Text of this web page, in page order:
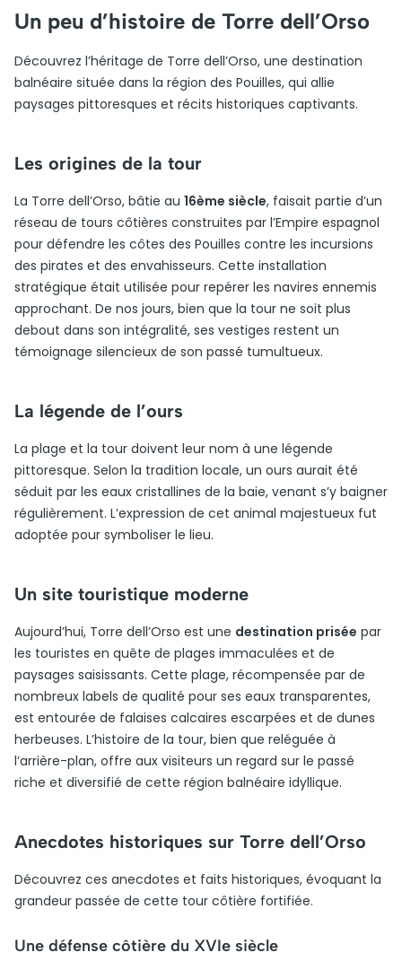
Un peu d’histoire de Torre dell’Orso
Découvrez l’héritage de Torre dell’Orso, une destination
balnéaire située dans la région des Pouilles, qui allie
paysages pittoresques et récits historiques captivants.
Les origines de la tour
La Torre dell’Orso, bâtie au 16ème siècle, faisait partie d’un
réseau de tours côtières construites par l’Empire espagnol
pour défendre les côtes des Pouilles contre les incursions
des pirates et des envahisseurs. Cette installation
stratégique était utilisée pour repérer les navires ennemis
approchant. De nos jours, bien que la tour ne soit plus
debout dans son intégralité, ses vestiges restent un
témoignage silencieux de son passé tumultueux.
La légende de l’ours
La plage et la tour doivent leur nom à une légende
pittoresque. Selon la tradition locale, un ours aurait été
séduit par les eaux cristallines de la baie, venant s’y baigner
régulièrement. L’expression de cet animal majestueux fut
adoptée pour symboliser le lieu.
Un site touristique moderne
Aujourd’hui, Torre dell’Orso est une destination prisée par
les touristes en quête de plages immaculées et de
paysages saisissants. Cette plage, récompensée par de
nombreux labels de qualité pour ses eaux transparentes,
est entourée de falaises calcaires escarpées et de dunes
herbeuses. L’histoire de la tour, bien que reléguée à
l’arrière-plan, offre aux visiteurs un regard sur le passé
riche et diversifié de cette région balnéaire idyllique.
Anecdotes historiques sur Torre dell’Orso
Découvrez ces anecdotes et faits historiques, évoquant la
grandeur passée de cette tour côtière fortifiée.
Une défense côtière du XVIe siècle